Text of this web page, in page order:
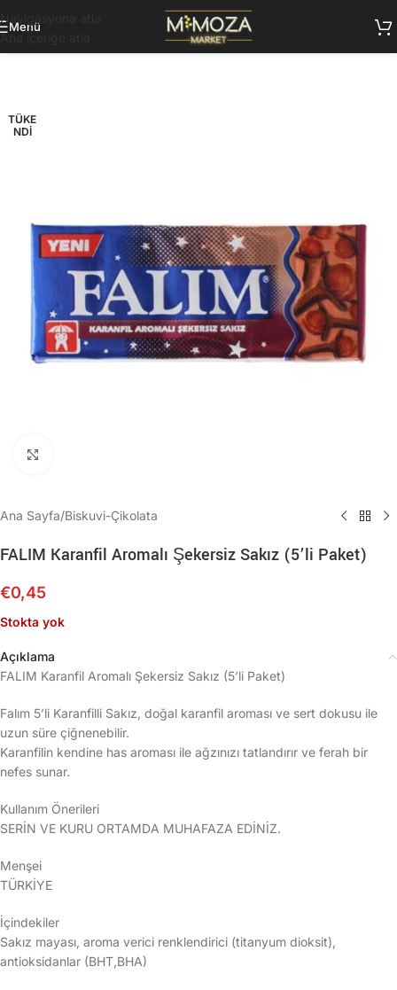
Navigasyona atla
Ana içeriğe atla
Menü
TÜKE
NDI
Ana Sayfa/Biskuvi-Çikolata
FALIM Karanfil Aromalı Şekersiz Sakız (5’li Paket)
€0,45
Stokta yok
Açıklama
FALIM Karanfil Aromalı Şekersiz Sakız (5’li Paket)
Falım 5’li Karanfilli Sakız, doğal karanfil aroması ve sert dokusu ile
uzun süre çiğnenebilir.
Karanfilin kendine has aroması ile ağzınızı tatlandırır ve ferah bir
nefes sunar.
Kullanım Önerileri
SERİN VE KURU ORTAMDA MUHAFAZA EDİNİZ.
Menşei
TÜRKİYE
İçindekiler
Sakız mayası, aroma verici renklendirici (titanyum dioksit),
antioksidanlar (BHT,BHA)